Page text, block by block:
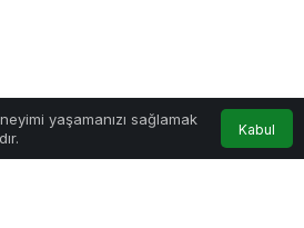
yaşamanızı sağlamak
Kabul
Bildirimler
0